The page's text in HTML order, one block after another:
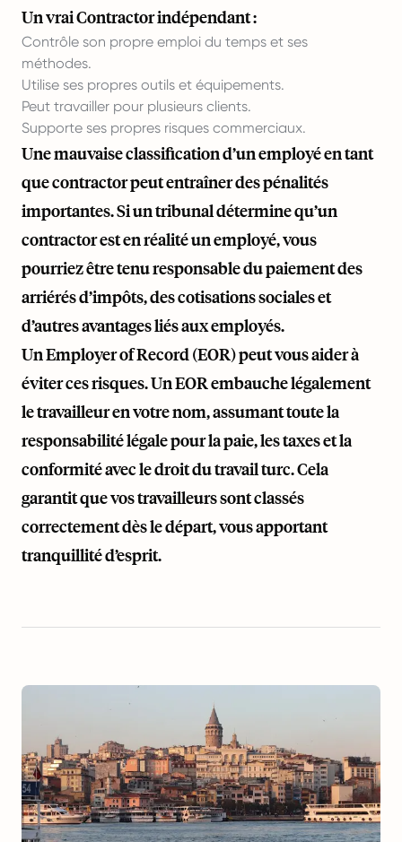
Un vrai Contractor indépendant :
Contrôle son propre emploi du temps et ses
méthodes.
Utilise ses propres outils et équipements.
Peut travailler pour plusieurs clients.
Supporte ses propres risques commerciaux.
Une mauvaise classification d’un employé en tant
que contractor peut entraîner des pénalités
importantes. Si un tribunal détermine qu’un
contractor est en réalité un employé, vous
pourriez être tenu responsable du paiement des
arriérés d’impôts, des cotisations sociales et
d’autres avantages liés aux employés.
Un Employer of Record (EOR) peut vous aider à
éviter ces risques. Un EOR embauche légalement
le travailleur en votre nom, assumant toute la
responsabilité légale pour la paie, les taxes et la
conformité avec le droit du travail turc. Cela
garantit que vos travailleurs sont classés
correctement dès le départ, vous apportant
tranquillité d’esprit.